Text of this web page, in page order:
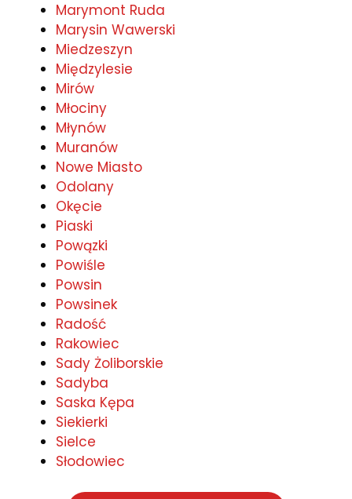
Marymont Ruda
Marysin Wawerski
Miedzeszyn
Międzylesie
Mirów
Młociny
Młynów
Muranów
Nowe Miasto
Odolany
Okęcie
Piaski
Powązki
Powiśle
Powsin
Powsinek
Radość
Rakowiec
Sady Żoliborskie
Sadyba
Saska Kępa
Siekierki
Sielce
Słodowiec